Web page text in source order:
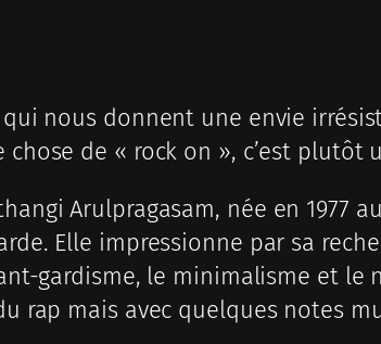
nous donnent une envie
de « rock on », c’est plutôt
Arulpragasam, née en 1977
Elle impressionne par sa
gardisme, le minimalisme et le
rap mais avec quelques notes